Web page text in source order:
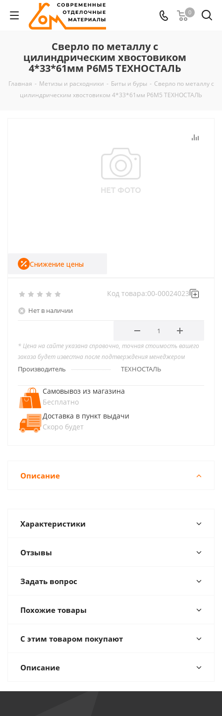
0
Сверло по металлу с
цилиндрическим хвостовиком
4*33*61мм Р6М5 ТЕХНОСТАЛЬ
Главная - Метизы и расходники - Биты и буры - Сверло по металлу с
цилиндрическим хвостовиком 4*33*61мм Р6М5 ТЕХНОСТАЛЬ
Нет в наличии
Код товара:00-00024023
Снижение цены
* Цена на сайте указана справочно, точная стоимость вашего
заказа будет известна после подтверждения менеджером
Производитель ТЕХНОСТАЛЬ
Самовывоз из магазина
Бесплатно
Доставка в пункт выдачи
Скоро будет
Описание
Характеристики
Отзывы
Задать вопрос
Похожие товары
С этим товаром покупают
Описание